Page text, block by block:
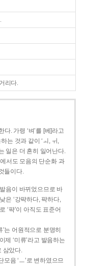
리다.
. 가령 ‘벼’를 [베]라고
는 것과 같이 ‘ㅚ, ㅟ,
일은 더 흔히 일어난다.
서도 모음의 단순화 과
들이다.
음이 바뀌었으므로 바
은 ‘강퍅하다, 퍅하다,
‘퍅’이 아직도 표준어
는 어원적으로 분명히
제 ‘미류’라고 발음하는
삼았다.
모음 ‘ㅡ’로 변하였으므